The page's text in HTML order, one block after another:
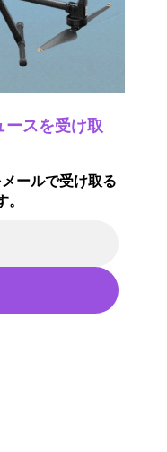
ースを受け取
ールで受け取る